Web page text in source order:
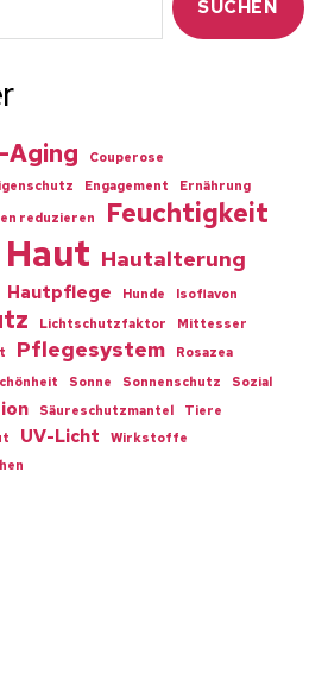
Couperose
Engagement Ernährung
reduzieren Feuchtigkeit
Haut Hautalterung
Hautpflege Hunde Isoflavon
Lichtschutzfaktor
Mittesser
Pflegesystem
Rosazea
Sonne Sonnenschutz
Sozial
Säureschutzmantel
Tiere
UV-Licht
Wirkstoffe